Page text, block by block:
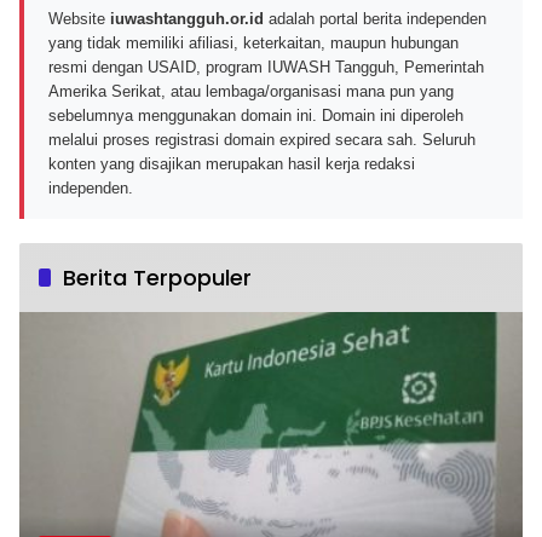
Website iuwashtangguh.or.id adalah portal berita independen
yang tidak memiliki afiliasi, keterkaitan, maupun hubungan
resmi dengan USAID, program IUWASH Tangguh, Pemerintah
Amerika Serikat, atau lembaga/organisasi mana pun yang
sebelumnya menggunakan domain ini. Domain ini diperoleh
melalui proses registrasi domain expired secara sah. Seluruh
konten yang disajikan merupakan hasil kerja redaksi
independen.
Berita Terpopuler